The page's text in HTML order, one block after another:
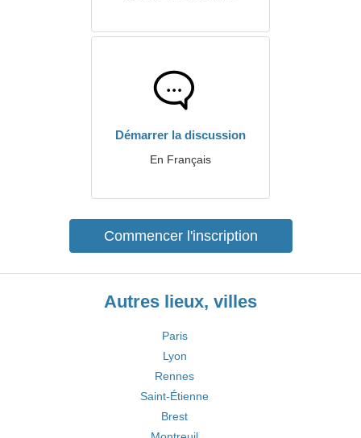
Démarrer la discussion
En Français
Commencer l'inscription
Autres lieux, villes
Paris
Lyon
Rennes
Saint-Étienne
Brest